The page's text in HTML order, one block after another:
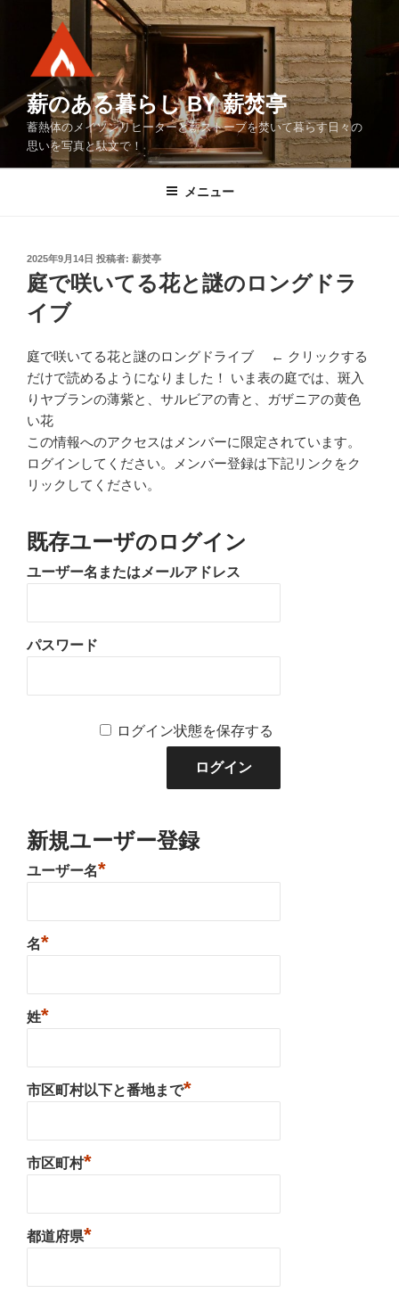
へ
薪のある暮らし BY 薪焚亭
蓄熱体のメイソンリヒーターと薪ストーブを焚いて暮らす日々の
思いを写真と駄文で！
メニュー
投
稿
日:
2025年9月14日 投稿者: 薪焚亭
庭で咲いてる花と謎のロングドラ
イブ
庭で咲いてる花と謎のロングドライブ ← クリックする
だけで読めるようになりました！ いま表の庭では、斑入
りヤブランの薄紫と、サルビアの青と、ガザニアの黄色
い花
この情報へのアクセスはメンバーに限定されています。
ログインしてください。メンバー登録は下記リンクをク
リックしてください。
既存ユーザのログイン
ユーザー名またはメールアドレス
パスワード
ログイン状態を保存する
新規ユーザー登録
ユーザー名*
名*
姓*
市区町村以下と番地まで*
市区町村*
都道府県*